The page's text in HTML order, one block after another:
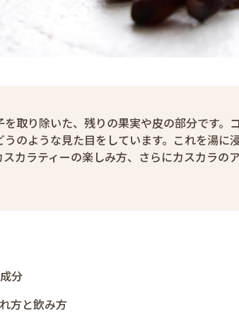
取り除いた、残りの果実や皮の部分です。
のような見た目をしています。これを湯に
カラティーの楽しみ方、さらにカスカラの
分
方と飲み方